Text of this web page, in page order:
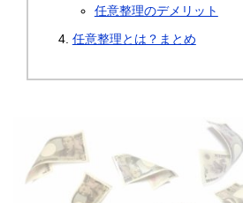
任意整理のデメリット
任意整理とは？まとめ